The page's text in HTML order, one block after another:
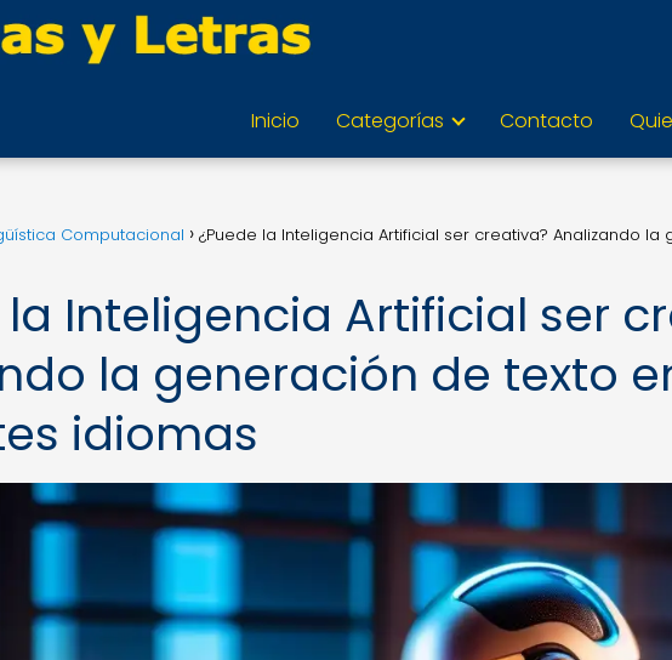
Inicio Categorías Contacto
Computacional
¿Puede la Inteligencia Artificial ser creativa? Analizando
la Inteligencia Artificial ser
la generación de texto
idiomas